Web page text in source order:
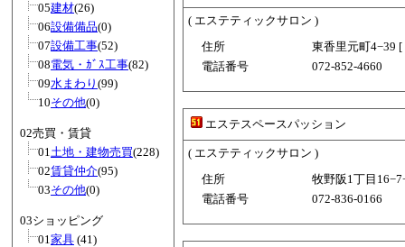
05建材(26)
06設備備品(0)
07設備工事(52)
08電気・ｶﾞｽ工事(82)
09水まわり (99)
10その他(0)
02売買・賃貸
01土地・建物売買(228)
02賃貸仲介(95)
03その他(0)
03ショッピング
01家具 (41)
( エステティックサロン )
住所
東香里元町4−39 [
電話番号
072-852-4660
エステスペースパッション
( エステティックサロン )
住所
牧野阪1丁目
電話番号
072-836-0166